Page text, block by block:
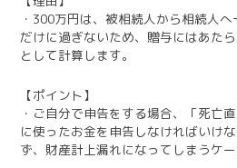
・300万円は、被相続人から相続人
だけに過ぎないため、贈与にはあた
として計算します。
【ポイント】
・ご自分で申告をする場合、「死亡
に使ったお金を申告しなければいけ
ず、財産計上漏れになってしまうケー